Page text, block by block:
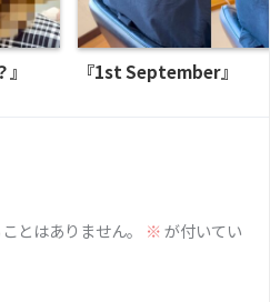
『1st September』
とはありません。 ※が付いてい